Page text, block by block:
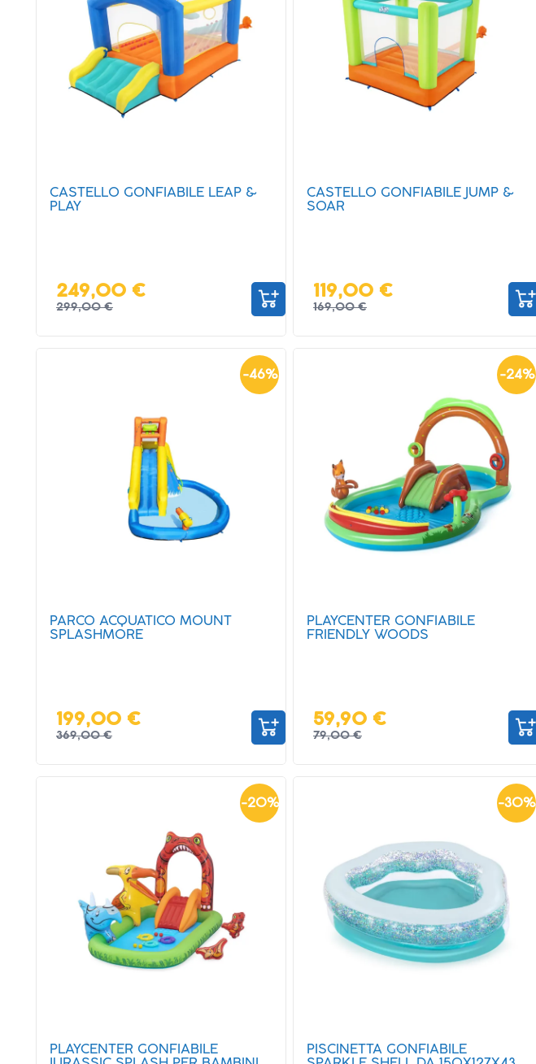
CASTELLO GONFIABILE LEAP &
PLAY
249,00 €
299,00 €
CASTELLO GONFIABILE JUMP &
SOAR
119,00 €
169,00 €
-46%
PARCO ACQUATICO MOUNT
SPLASHMORE
199,00 €
369,00 €
-24%
PLAYCENTER GONFIABILE
FRIENDLY WOODS
59,90 €
79,00 €
-20%
PLAYCENTER GONFIABILE
-30%
PISCINETTA GONFIABILE